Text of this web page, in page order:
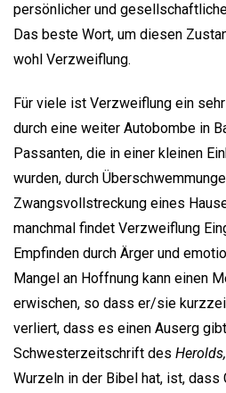
persönlicher und
Das beste Wort, um diesen
wohl Verzweiflung.
Für viele ist Verzweiflung ein
durch eine weiter Autobombe in
Passanten, die in einer kleinen
wurden, durch
Zwangsvollstreckung eines
manchmal findet Verzweiflung
Empfinden durch Ärger und
Mangel an Hoffnung kann einen
erwischen, so dass er/sie
verliert, dass es einen Auserg
Schwesterzeitschrift des
Wurzeln in der Bibel hat, ist, dass